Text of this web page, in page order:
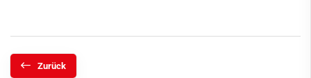
Zurück